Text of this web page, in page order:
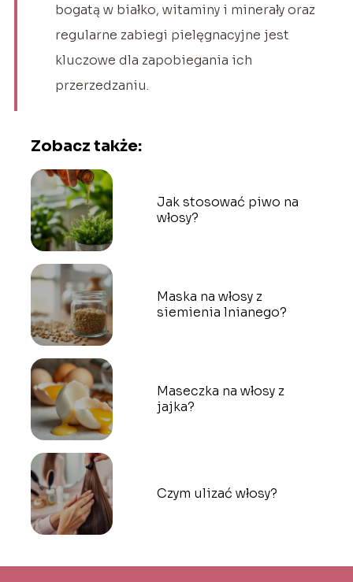
bogatą w białko, witaminy i minerały oraz
regularne zabiegi pielęgnacyjne jest
kluczowe dla zapobiegania ich
przerzedzaniu.
Zobacz także:
Jak stosować piwo na
włosy?
Maska na włosy z
siemienia lnianego?
Maseczka na włosy z
jajka?
Czym ulizać włosy?